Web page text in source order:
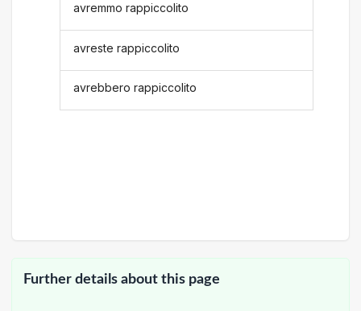
avremmo rappiccolito
avreste rappiccolito
avrebbero rappiccolito
Further details about this page